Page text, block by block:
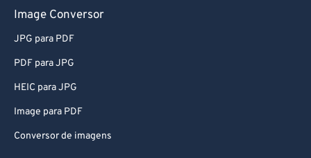
Image Conversor
JPG para PDF
PDF para JPG
HEIC para JPG
Image para PDF
Conversor de imagens